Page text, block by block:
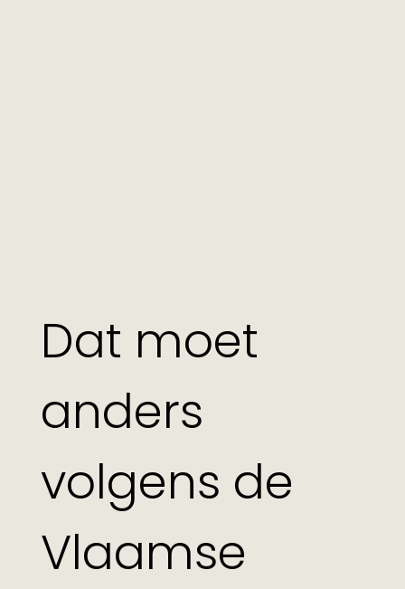
Dat moet
anders
volgens de
Vlaamse